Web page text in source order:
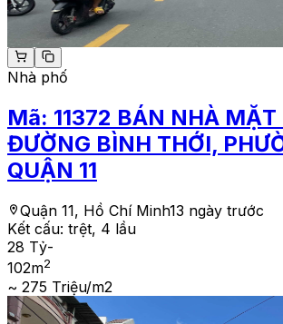
Nhà phố
Mã: 11372 BÁN NHÀ MẶT
ĐƯỜNG BÌNH THỚI,
QUẬN 11
Quận 11, Hồ Chí Minh13 ngày trước
Kết cấu: trệt, 4 lầu
28 Tỷ-
102m2
~ 275 Triệu/m2